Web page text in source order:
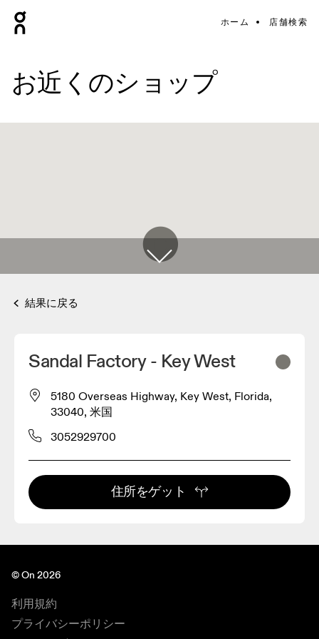
ホーム 店舗検索
お近くのショップ
結果に戻る
Sandal Factory - Key West
5180 Overseas Highway, Key West, Florida,
33040, 米国
3052929700
住所をゲット
© On 2026
利用規約
プライバシーポリシー